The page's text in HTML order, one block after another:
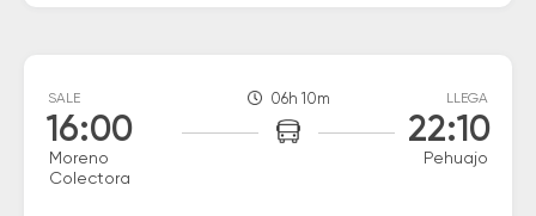
SALE
16:00
Moreno
Colectora
06h 10m LLEGA
22:10
Pehuajo